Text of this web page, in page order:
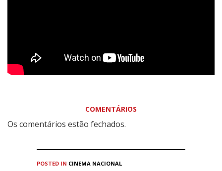
COMENTÁRIOS
Os comentários estão fechados.
POSTED IN CINEMA NACIONAL